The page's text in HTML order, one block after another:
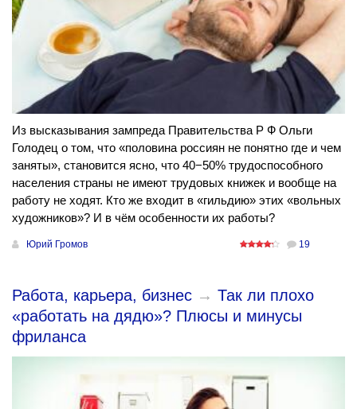
Из высказывания зампреда Правительства Р Ф Ольги
Голодец о том, что «половина россиян не понятно где и чем
заняты», становится ясно, что 40−50% трудоспособного
населения страны не имеют трудовых книжек и вообще на
работу не ходят. Кто же входит в «гильдию» этих «вольных
художников»? И в чём особенности их работы?
Юрий Громов 19
Работа, карьера, бизнес → Так ли плохо
«работать на дядю»? Плюсы и минусы
фриланса